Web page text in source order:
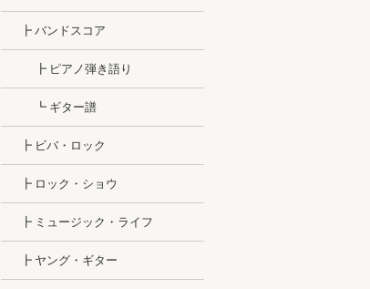
┣ バンドスコア
┣ ピアノ弾き語り
┗ ギター譜
┣ ビバ・ロック
┣ ロック・ショウ
┣ ミュージック・ライフ
┣ ヤング・ギター